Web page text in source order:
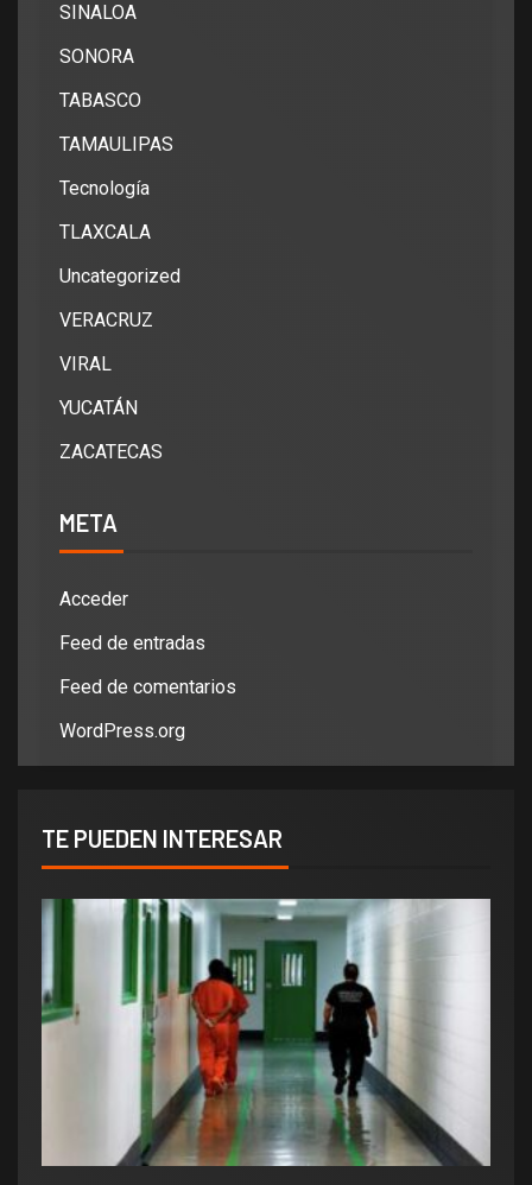
SINALOA
SONORA
TABASCO
TAMAULIPAS
Tecnología
TLAXCALA
Uncategorized
VERACRUZ
VIRAL
YUCATÁN
ZACATECAS
META
Acceder
Feed de entradas
Feed de comentarios
WordPress.org
TE PUEDEN INTERESAR